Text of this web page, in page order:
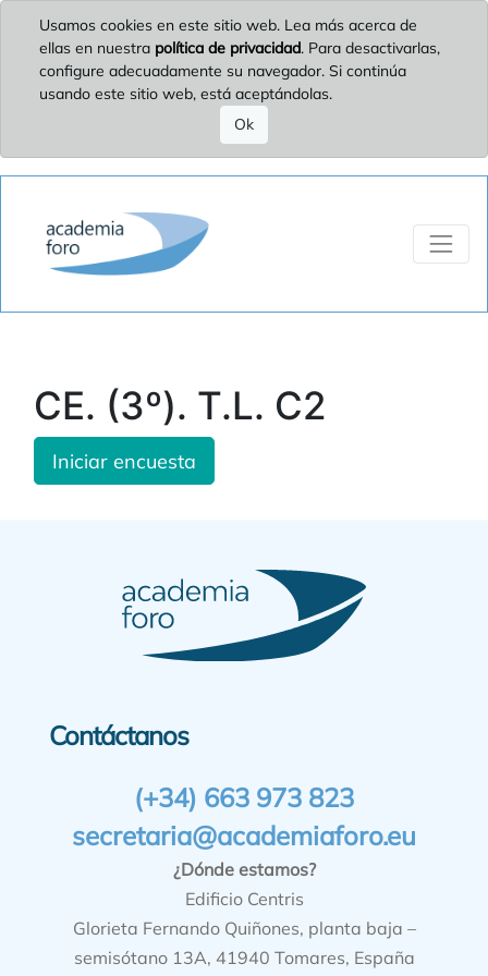
Usamos cookies en este sitio web. Lea más acerca de
ellas en nuestra política de privacidad. Para desactivarlas,
configure adecuadamente su navegador. Si continúa
usando este sitio web, está aceptándolas.
Ok
CE. (3º). T.L. C2
Iniciar encuesta
Contáctanos
(+34) 663 973 823
secretaria@academiaforo.eu
¿Dónde estamos?
Edificio Centris
Glorieta Fernando Quiñones, planta baja –
semisótano 13A, 41940 Tomares, España